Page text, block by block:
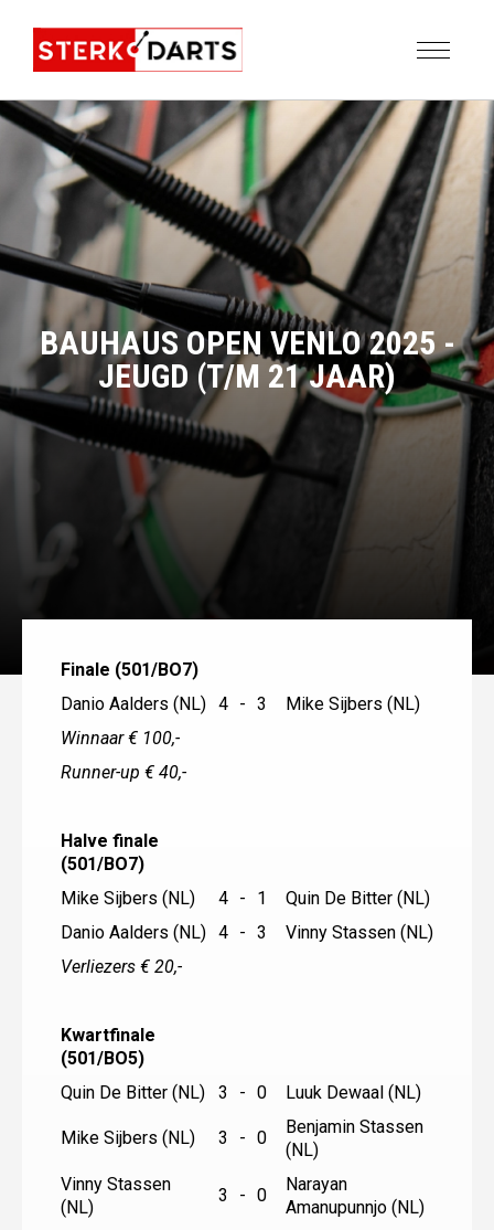
BAUHAUS OPEN VENLO 2025 -
JEUGD (T/M 21 JAAR)
Finale (501/BO7)
Danio Aalders (NL) 4 - 3
Mike Sijbers (NL)
Winnaar € 100,-
Runner-up € 40,-
Halve finale
(501/BO7)
Mike Sijbers (NL)
4 - 1
Quin De Bitter (NL)
Danio Aalders (NL) 4 - 3
Vinny Stassen (NL)
Verliezers € 20,-
Kwartfinale
(501/BO5)
Quin De Bitter (NL)
3 - 0 Luuk Dewaal (NL)
Mike Sijbers (NL) 3 - 0
Benjamin Stassen
(NL)
Vinny Stassen
(NL)
3 - 0
Narayan
Amanupunnjo (NL)